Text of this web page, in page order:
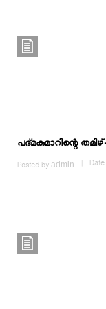
പദ്മകുമാറിന്റെ
Posted byadmin |